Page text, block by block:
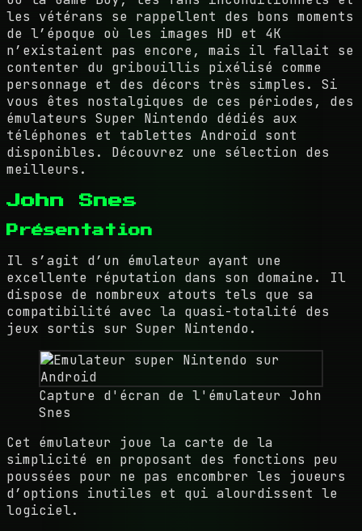
les vétérans se rappellent des bons moments
de l’époque où les images HD et 4K
n’existaient pas encore, mais il fallait se
contenter du gribouillis pixélisé comme
personnage et des décors très simples. Si
vous êtes nostalgiques de ces périodes, des
émulateurs Super Nintendo dédiés aux
téléphones et tablettes Android sont
disponibles. Découvrez une sélection des
meilleurs.
John Snes
Présentation
Il s’agit d’un émulateur ayant une
excellente réputation dans son domaine. Il
dispose de nombreux atouts tels que sa
compatibilité avec la quasi-totalité des
jeux sortis sur Super Nintendo.
Capture d'écran de l'émulateur John
Snes
Cet émulateur joue la carte de la
simplicité en proposant des fonctions peu
poussées pour ne pas encombrer les joueurs
d’options inutiles et qui alourdissent le
logiciel.